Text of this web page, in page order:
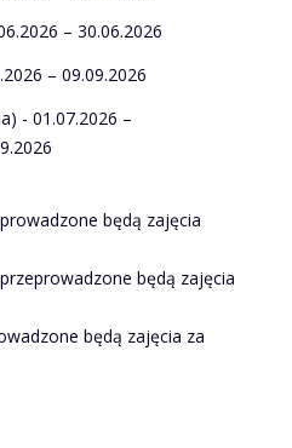
– 30.06.2026
– 09.09.2026
- 01.07.2026 –
będą zajęcia
będą zajęcia
będą zajęcia za